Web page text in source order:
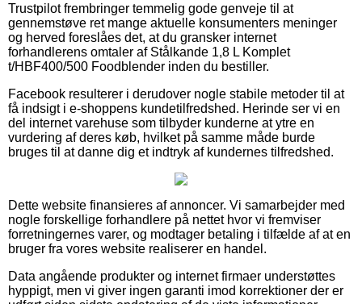
Trustpilot frembringer temmelig gode genveje til at
gennemstøve ret mange aktuelle konsumenters meninger
og herved foreslåes det, at du gransker internet
forhandlerens omtaler af Stålkande 1,8 L Komplet
t/HBF400/500 Foodblender inden du bestiller.
Facebook resulterer i derudover nogle stabile metoder til at
få indsigt i e-shoppens kundetilfredshed. Herinde ser vi en
del internet varehuse som tilbyder kunderne at ytre en
vurdering af deres køb, hvilket på samme måde burde
bruges til at danne dig et indtryk af kundernes tilfredshed.
Dette website finansieres af annoncer. Vi samarbejder med
nogle forskellige forhandlere på nettet hvor vi fremviser
forretningernes varer, og modtager betaling i tilfælde af at en
bruger fra vores website realiserer en handel.
Data angående produkter og internet firmaer understøttes
hyppigt, men vi giver ingen garanti imod korrektioner der er